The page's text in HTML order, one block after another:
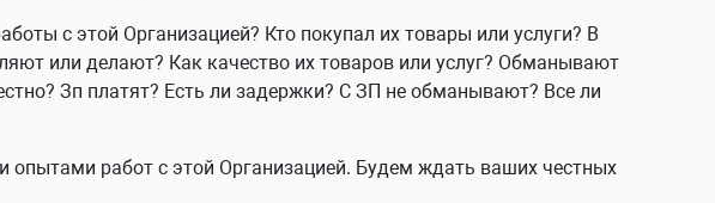
с этой Организацией? Кто покупал их товары или услуги? В
или делают? Как качество их товаров или услуг? Обманывают
Зп платят? Есть ли задержки? С ЗП не обманывают? Все ли
опытами работ с этой Организацией. Будем ждать ваших честных